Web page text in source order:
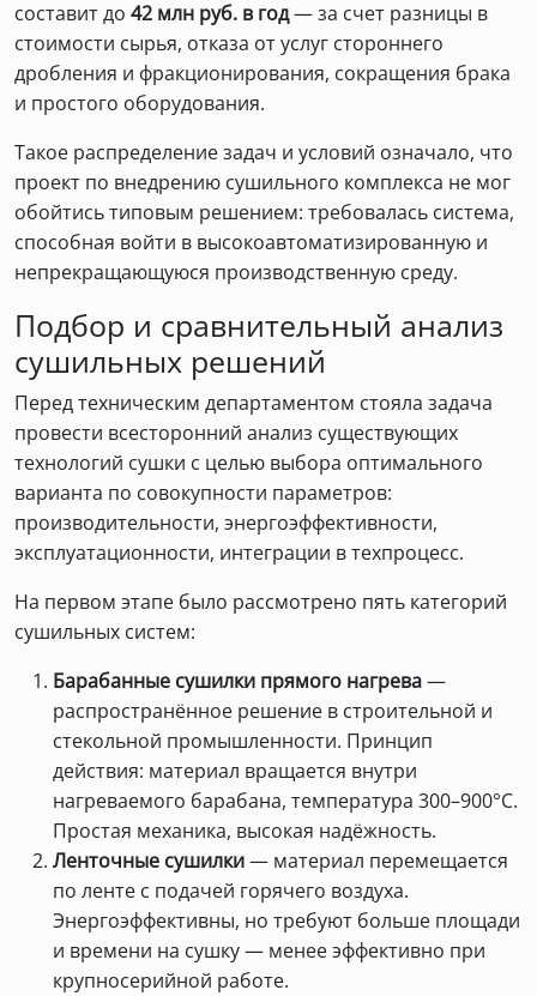
составит до 42 млн руб. в год— за счет разницы в
стоимости сырья, отказа от услуг стороннего
дробления и фракционирования, сокращения брака
и простого оборудования.
Такое распределение задач и условий означало, что
проект по внедрению сушильного комплекса не мог
обойтись типовым решением: требовалась система,
способная войти в высокоавтоматизированную и
непрекращающуюся производственную среду.
Подбор и сравнительный анализ
сушильных решений
Перед техническим департаментом стояла задача
провести всесторонний анализ существующих
технологий сушки с целью выбора оптимального
варианта по совокупности параметров:
производительности, энергоэффективности,
эксплуатационности, интеграции в техпроцесс.
На первом этапе было рассмотрено пять категорий
сушильных систем:
Барабанные сушилки прямого нагрева—
распространённое решение в строительной и
стекольной промышленности. Принцип
действия: материал вращается внутри
нагреваемого барабана, температура 300–900°C.
Простая механика, высокая надёжность.
Ленточные сушилки— материал перемещается
по ленте с подачей горячего воздуха.
Энергоэффективны, но требуют больше площади
и времени на сушку — менее эффективно при
крупносерийной работе.